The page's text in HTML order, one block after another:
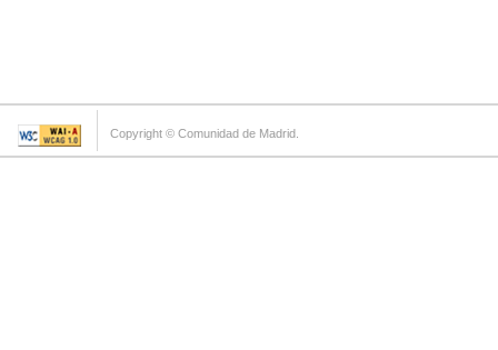
Copyright © Comunidad de Madrid.